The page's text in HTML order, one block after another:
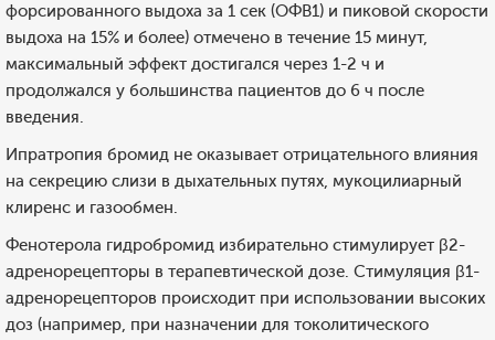
форсированного выдоха за 1 сек (ОФВ1) и пиковой скорости
выдоха на 15% и более) отмечено в течение 15 минут,
максимальный эффект достигался через 1-2 ч и
продолжался у большинства пациентов до 6 ч после
введения.
Ипратропия бромид не оказывает отрицательного влияния
на секрецию слизи в дыхательных путях, мукоцилиарный
клиренс и газообмен.
Фенотерола гидробромид избирательно стимулирует β2-
адренорецепторы в терапевтической дозе. Стимуляция β1-
адренорецепторов происходит при использовании высоких
доз (например, при назначении для токолитического